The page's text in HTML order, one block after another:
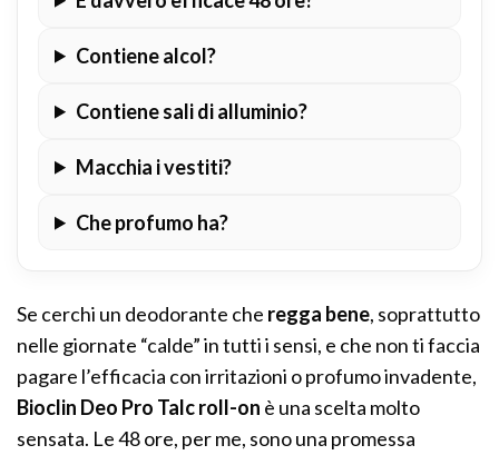
Contiene alcol?
Contiene sali di alluminio?
Macchia i vestiti?
Che profumo ha?
Se cerchi un deodorante che regga bene, soprattutto
nelle giornate “calde” in tutti i sensi, e che non ti faccia
pagare l’efficacia con irritazioni o profumo invadente,
Bioclin Deo Pro Talc roll-on è una scelta molto
sensata. Le 48 ore, per me, sono una promessa